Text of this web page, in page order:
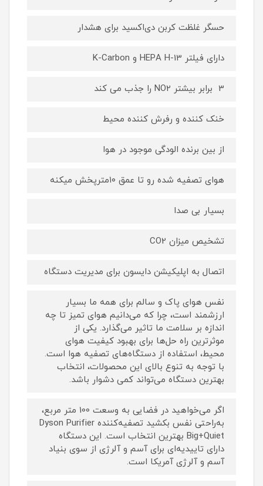
حسگر غلظت کربن دی‌اکسید برای هشدار
دارای فیلتر HEPA H-13 و K-Carbon
‎ 3 برابر بیشتر NO2 را جذب می کند
تشخیص میزان CO2
اتصال به اپلیکیشن دایسون برای مدیریت دستگاه
نفس هوای پاک و سالم برای همه ما بسیار
ارزشمند است، چرا که می‌دانیم هوای تمیز تا چه
اندازه بر سلامت ما تاثیر می‌گذارد. یکی از
موثرترین راه‌ حل‌ها برای بهبود کیفیت هوای
محیط، استفاده از دستگاه‌های تصفیه هوا است.
با توجه به تنوع بالای این محصولات، انتخاب
بهترین دستگاه می‌تواند کمی دشوار باشد.
اگر می‌خواهید در فضایی به وسعت 100 متر مربع،
به‌راحتی نفس بکشید تصفیه‌کننده Dyson Purifier
Big+Quiet بهترین انتخاب است. این دستگاه
دارای تاییدیه‌ای برای آسم و آلرژی از سوی بنیاد
آسم و آلرژی آمریکا است.